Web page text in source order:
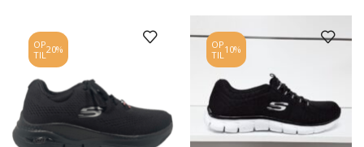
OP
TIL 20%
OP
TIL 10%